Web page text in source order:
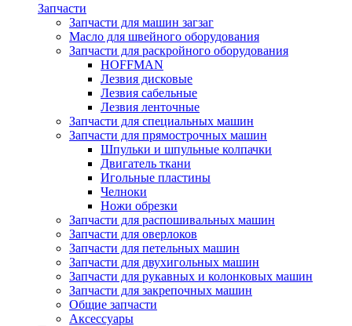
Запчасти
Запчасти для машин загзаг
Масло для швейного оборудования
Запчасти для раскройного оборудования
HOFFMAN
Лезвия дисковые
Лезвия сабельные
Лезвия ленточные
Запчасти для специальных машин
Запчасти для прямострочных машин
Шпульки и шпульные колпачки
Двигатель ткани
Игольные пластины
Челноки
Ножи обрезки
Запчасти для распошивальных машин
Запчасти для оверлоков
Запчасти для петельных машин
Запчасти для двухигольных машин
Запчасти для рукавных и колонковых машин
Запчасти для закрепочных машин
Общие запчасти
Аксессуары